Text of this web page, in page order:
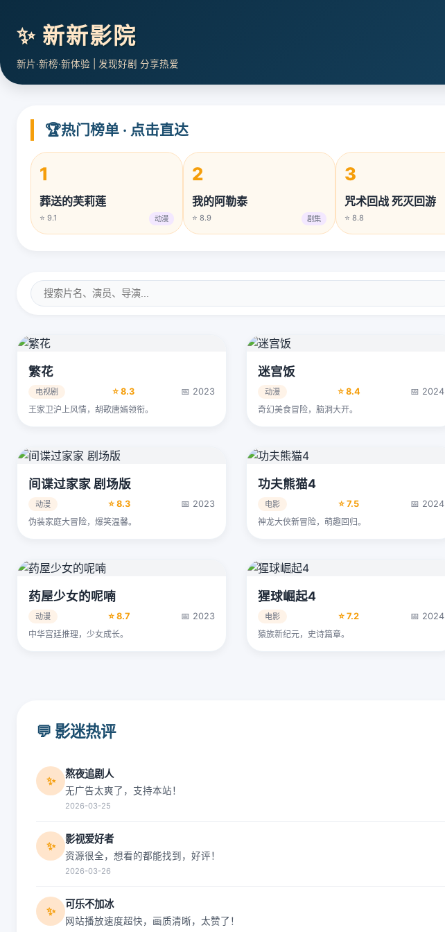
✨ 新新影院
新片·新榜·新体验 | 发现好剧 分享热爱
🏆热门榜单 · 点击直达
1
葬送的芙莉莲
⭐ 9.1 动漫
2
我的阿勒泰
⭐ 8.9 剧集
3
咒术回战 死灭回游
⭐ 8.8
繁花
电视剧 ⭐ 8.3
📅 2023
王家卫沪上风情，胡歌唐嫣领衔。
迷宫饭
动漫 ⭐ 8.4
📅 2024
奇幻美食冒险，脑洞大开。
间谍过家家 剧场版
动漫 ⭐ 8.3
📅 2023
伪装家庭大冒险，爆笑温馨。
功夫熊猫4
电影 ⭐ 7.5
📅 2024
神龙大侠新冒险，萌趣回归。
药屋少女的呢喃
动漫 ⭐ 8.7
📅 2023
中华宫廷推理，少女成长。
猩球崛起4
电影 ⭐ 7.2
📅 2024
猿族新纪元，史诗篇章。
💬 影迷热评
✨
熬夜追剧人
无广告太爽了，支持本站！
2026-03-25
✨
影视爱好者
资源很全，想看的都能找到，好评！
2026-03-26
✨
可乐不加冰
网站播放速度超快，画质清晰，太赞了！